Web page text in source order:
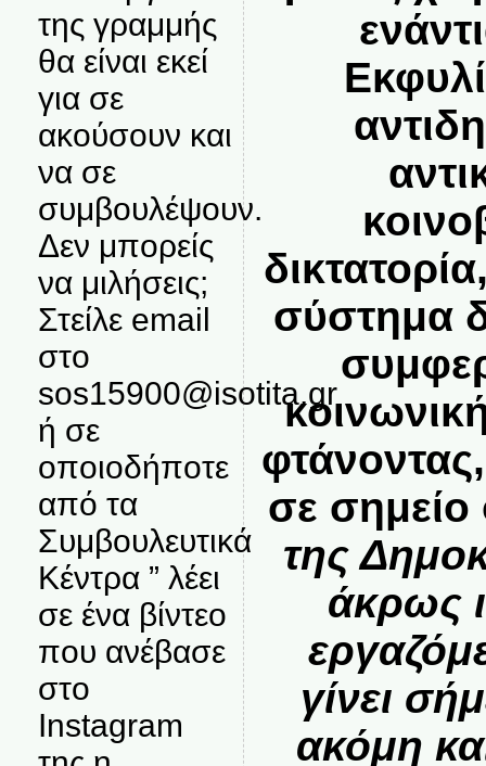
της γραμμής
θα είναι εκεί
για σε
ακούσουν και
να σε
συμβουλέψουν.
Δεν μπορείς
να μιλήσεις;
Στείλε email
στο
sos15900@isotita.gr
ή σε
οποιοδήποτε
από τα
Συμβουλευτικά
Κέντρα ” λέει
σε ένα βίντεο
που ανέβασε
στο
Instagram
σύστημα
σε
της
άκρως
γίνει
ακόμη